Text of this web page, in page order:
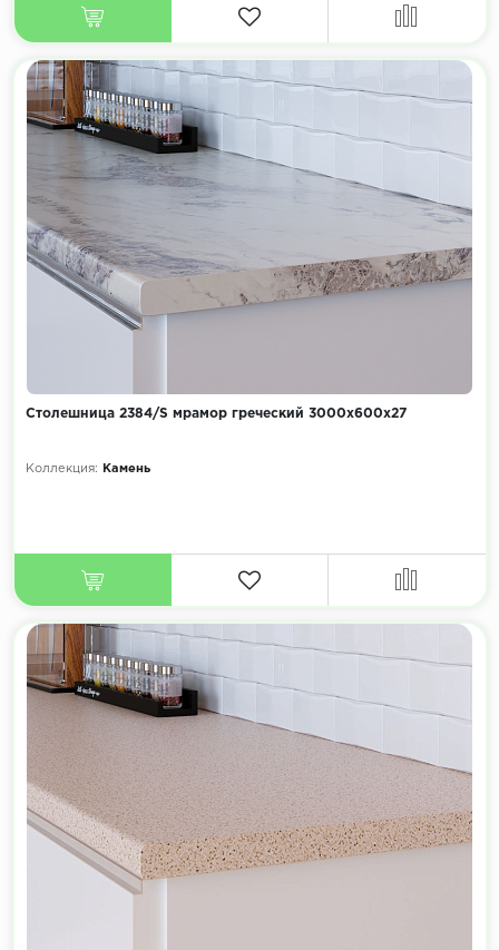
Столешница 2384/S мрамор греческий 3000х600х27
Коллекция: Камень